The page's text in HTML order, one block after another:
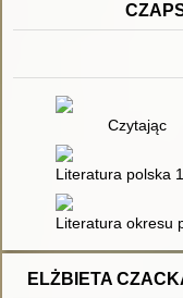
Czytając
Literatura polska
Literatura okresu
ELŻBIETA